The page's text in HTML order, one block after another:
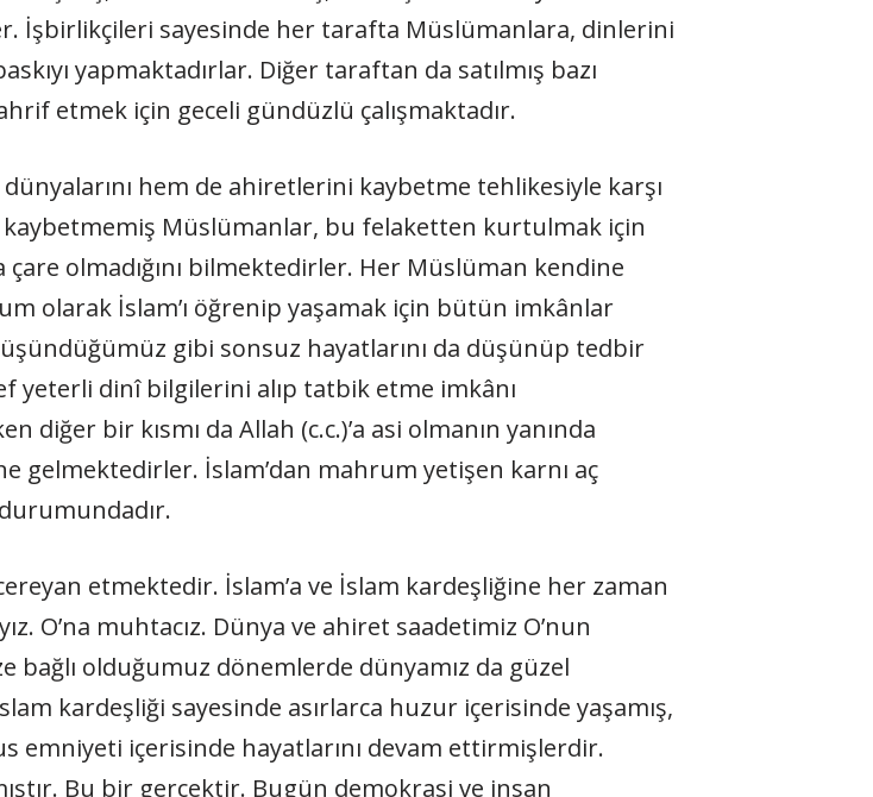
İşbirlikçileri sayesinde her tarafta Müslümanlara, dinlerini
yapmaktadırlar. Diğer taraftan da satılmış bazı
etmek için geceli gündüzlü çalışmaktadır.
hem de ahiretlerini kaybetme tehlikesiyle karşı
kaybetmemiş Müslümanlar, bu felaketten kurtulmak için
olmadığını bilmektedirler. Her Müslüman kendine
olarak İslam’ı öğrenip yaşamak için bütün imkânlar
gibi sonsuz hayatlarını da düşünüp tedbir
yeterli dinî bilgilerini alıp tatbik etme imkânı
diğer bir kısmı da Allah (c.c.)’a asi olmanın yanında
gelmektedirler. İslam’dan mahrum yetişen karnı aç
etmektedir. İslam’a ve İslam kardeşliğine her zaman
O’na muhtacız. Dünya ve ahiret saadetimiz O’nun
bağlı olduğumuz dönemlerde dünyamız da güzel
kardeşliği sayesinde asırlarca huzur içerisinde yaşamış,
emniyeti içerisinde hayatlarını devam ettirmişlerdir.
Bu bir gerçektir. Bugün demokrasi ve insan